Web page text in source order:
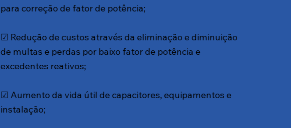
para correção de fator de potência​;
☑ Redução de custos através da eliminação e diminuição
de multas e perdas por baixo fator de potência e
excedentes reativos​;
☑ Aumento da vida útil de capacitores, equipamentos e
instalação​;